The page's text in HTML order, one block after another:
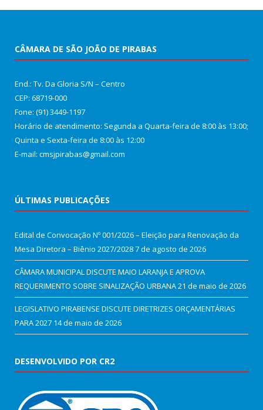
CÂMARA DE SÃO JOÃO DE PIRABAS
End.: Tv. Da Gloria S/N – Centro
CEP: 68719-000
Fone: (91) 3449-1197
Horário de atendimento: Segunda a Quarta-feira de 8:00 às 13:00;
Quinta e Sexta-feira de 8:00 às 12:00
E-mail: cmsjpirabas@gmail.com
ÚLTIMAS PUBLICAÇÕES
Edital de Convocação Nº 001/2026 – Eleição para Renovação da
Mesa Diretora – Biênio 2027/20287 de agosto de 2026
CÂMARA MUNICIPAL DISCUTE MAIO LARANJA E APROVA
REQUERIMENTO SOBRE SINALIZAÇÃO URBANA21 de maio de 2026
LEGISLATIVO PIRABENSE DISCUTE DIRETRIZES ORÇAMENTÁRIAS
PARA 2027 14 de maio de 2026
DESENVOLVIDO POR CR2